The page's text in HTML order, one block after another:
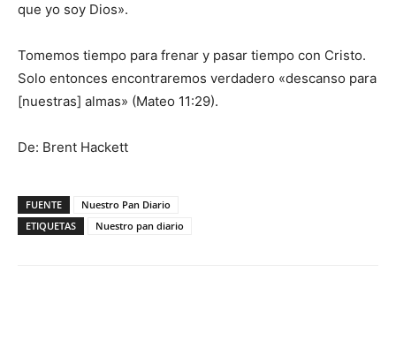
que yo soy Dios».
Tomemos tiempo para frenar y pasar tiempo con Cristo.
Solo entonces encontraremos verdadero «descanso para
[nuestras] almas» (Mateo 11:29).
De: Brent Hackett
FUENTE
Nuestro Pan Diario
ETIQUETAS
Nuestro pan diario